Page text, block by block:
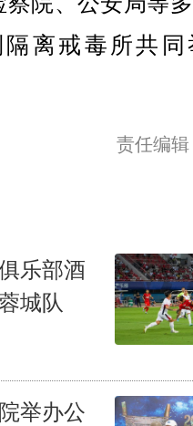
离戒毒所共同
责任编
乐部酒
城队
举办公